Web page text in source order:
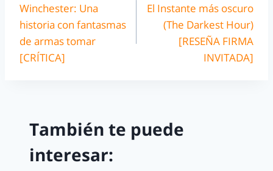
Winchester: Una
historia con fantasmas
de armas tomar
[CRÍTICA]
El Instante más oscuro
(The Darkest Hour)
[RESEÑA FIRMA
INVITADA]
También te puede
interesar: